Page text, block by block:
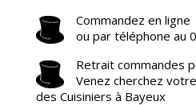
Commandez en ligne
ou par téléphone au
Retrait commandes
Venez cherchez
des Cuisiniers à Bayeux